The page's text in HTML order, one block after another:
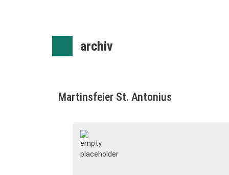
archiv
Martinsfeier St. Antonius